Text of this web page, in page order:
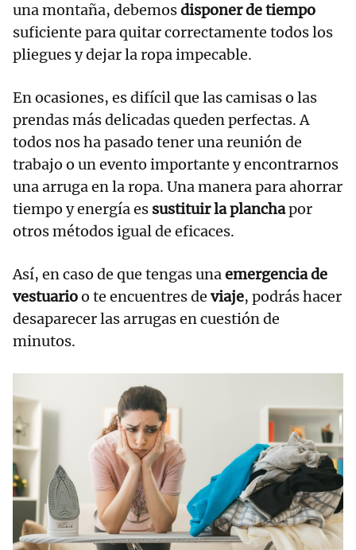
una montaña, debemosdisponer de tiempo
suficiente para quitar correctamente todos los
pliegues y dejar la ropa impecable.
En ocasiones, es difícil que las camisas o las
prendas más delicadas queden perfectas. A
todos nos ha pasado tener una reunión de
trabajo o un evento importante y encontrarnos
una arruga en la ropa. Una manera para ahorrar
tiempo y energía es sustituir la planchapor
otros métodos igual de eficaces.
Así, en caso de que tengas unaemergencia de
vestuarioo te encuentres de viaje, podrás hacer
desaparecer las arrugas en cuestión de
minutos.